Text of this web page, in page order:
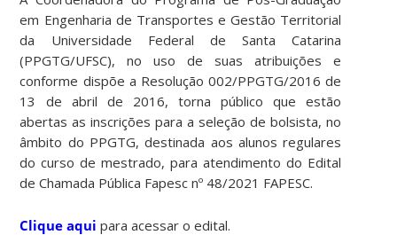
em Engenharia de Transportes e Gestão Territorial
da Universidade Federal de Santa Catarina
(PPGTG/UFSC), no uso de suas atribuições e
conforme dispõe a Resolução 002/PPGTG/2016 de
13 de abril de 2016, torna público que estão
abertas as inscrições para a seleção de bolsista, no
âmbito do PPGTG, destinada aos alunos regulares
do curso de mestrado, para atendimento do Edital
de Chamada Pública Fapesc nº 48/2021 FAPESC.
Clique aqui para acessar o edital.